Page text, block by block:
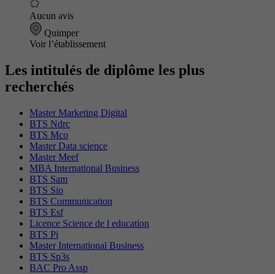
Aucun avis
Quimper
Voir l’établissement
Les intitulés de diplôme les plus
recherchés
Master Marketing Digital
BTS Ndrc
BTS Mco
Master Data science
Master Meef
MBA International Business
BTS Sam
BTS Sio
BTS Communication
BTS Esf
Licence Science de l education
BTS Pi
Master International Business
BTS Sp3s
BAC Pro Assp